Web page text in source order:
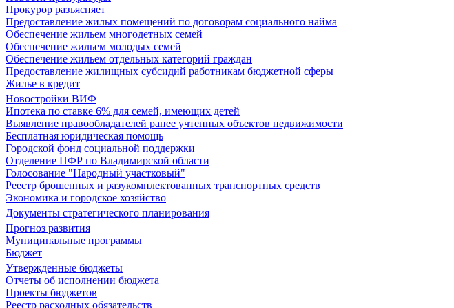
Прокурор разъясняет
Предоставление жилых помещений по договорам социального найма
Обеспечение жильем многодетных семей
Обеспечение жильем молодых семей
Обеспечение жильем отдельных категорий граждан
Предоставление жилищных субсидий работникам бюджетной сферы
Жилье в кредит
Новостройки ВИФ
Ипотека по ставке 6% для семей, имеющих детей
Выявление правообладателей ранее учтенных объектов недвижимости
Бесплатная юридическая помощь
Городской фонд социальной поддержки
Отделение ПФР по Владимирской области
Голосование "Народный участковый"
Реестр брошенных и разукомплектованных транспортных средств
Экономика и городское хозяйство
Документы стратегического планирования
Прогноз развития
Муниципальные программы
Бюджет
Утвержденные бюджеты
Отчеты об исполнении бюджета
Проекты бюджетов
Реестр расходных обязательств